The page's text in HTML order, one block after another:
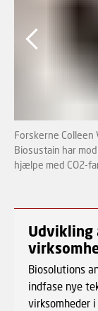
Forskerne Colleen
Biosustain har
hjælpe med CO2-
Udvikling
Biosolutions
indfase nye
virksomheder